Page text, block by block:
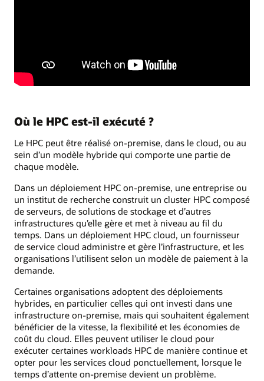
Où le HPC est-il exécuté ?
Le HPC peut être réalisé on-premise, dans le cloud, ou au
sein d’un modèle hybride qui comporte une partie de
chaque modèle.
Dans un déploiement HPC on-premise, une entreprise ou
un institut de recherche construit un cluster HPC composé
de serveurs, de solutions de stockage et d’autres
infrastructures qu’elle gère et met à niveau au fil du
temps. Dans un déploiement HPC cloud, un fournisseur
de service cloud administre et gère l’infrastructure, et les
organisations l’utilisent selon un modèle de paiement à la
demande.
Certaines organisations adoptent des déploiements
hybrides, en particulier celles qui ont investi dans une
infrastructure on-premise, mais qui souhaitent également
bénéficier de la vitesse, la flexibilité et les économies de
coût du cloud. Elles peuvent utiliser le cloud pour
exécuter certaines workloads HPC de manière continue et
opter pour les services cloud ponctuellement, lorsque le
temps d’attente on-premise devient un problème.